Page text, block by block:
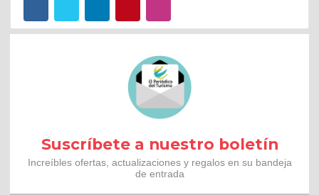
Suscríbete a nuestro boletín
Increíbles ofertas, actualizaciones y regalos en su bandeja
de entrada